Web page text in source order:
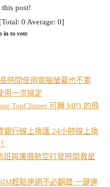
post!
[Total: 0 Average: 0]
in to vote
時間使用電腦螢幕也不累
用一次搞定
TopClipper 可轉 MP3 的飛
銀行線上換匯 24小時線上換
班與廉價航空打發時間救星
輕鬆連網不必翻牆 一鍵連